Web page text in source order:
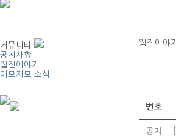
커뮤니티
공지사항
웹진이야기
이모저모 소식
웹진이야기
번호
공지